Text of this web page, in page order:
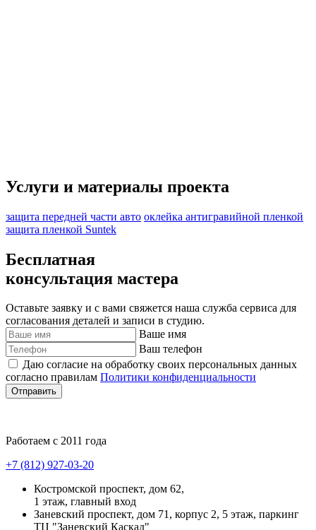
Услуги и материалы проекта
защита передней части авто оклейка антигравийной пленкой
защита пленкой Suntek
Бесплатная
консультация мастера
Оставьте заявку и с вами свяжется наша служба сервиса для
согласования деталей и записи в студию.
Ваше имя
Ваш телефон
Даю согласие на обработку своих персональных данных
согласно правилам Политики конфиденциальности
Отправить
Работаем с 2011 года
+7 (812) 927-03-20
Костромской проспект, дом 62,
1 этаж, главный вход
Заневский проспект, дом 71, корпус 2, 5 этаж, паркинг
ТЦ "Заневский Каскад"